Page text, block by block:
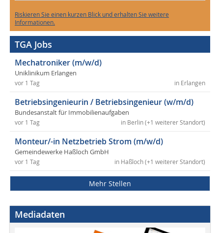
Riskieren Sie einen kurzen Blick und erhalten Sie weitere
Informationen.
TGA Jobs
Mechatroniker (m/w/d)
Uniklinikum Erlangen
in Erlangen
vor 1 Tag
Betriebsingenieurin / Betriebsingenieur (w/m/d)
Bundesanstalt für Immobilienaufgaben
in Berlin (+1 weiterer Standort)
vor 1 Tag
Monteur/-in Netzbetrieb Strom (m/w/d)
Gemeindewerke Haßloch GmbH
in Haßloch (+1 weiterer Standort)
vor 1 Tag
Mehr Stellen
Mediadaten